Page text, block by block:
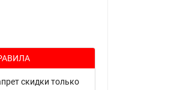
скидки только